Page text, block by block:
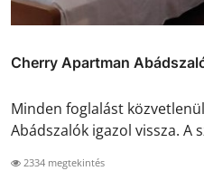
Cherry Apartman
Minden foglalást
Abádszalók igazol vissza. A
2334 megtekintés